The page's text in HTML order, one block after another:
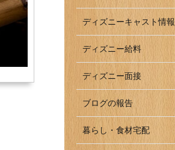
ディズニーキャスト情報
ディズニー給料
ディズニー面接
ブログの報告
暮らし・食材宅配